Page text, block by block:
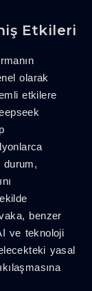
Etkileri
olarak
etkilere
durum,
benzer
ve teknoloji
yasal